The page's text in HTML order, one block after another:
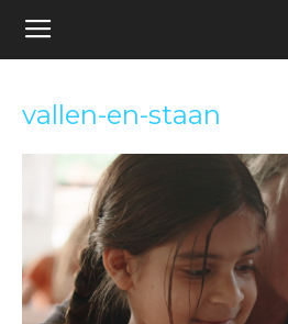
Appel
pour
école
vallen-en-staan